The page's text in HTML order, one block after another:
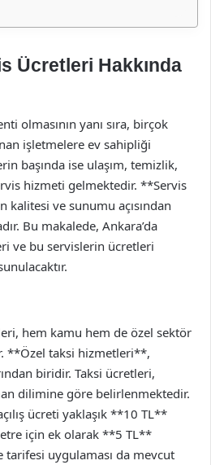
Ücretleri Hakkında
olmasının yanı sıra, birçok
işletmelere ev sahipliği
başında ise ulaşım, temizlik,
hizmeti gelmektedir. **Servis
ve sunumu açısından
Bu makalede, Ankara’da
ve bu servislerin ücretleri
hem kamu hem de özel sektör
**Özel taksi hizmetleri**,
biridir. Taksi ücretleri,
dilimine göre belirlenmektedir.
ücreti yaklaşık **10 TL**
için ek olarak **5 TL**
tarifesi uygulaması da mevcut